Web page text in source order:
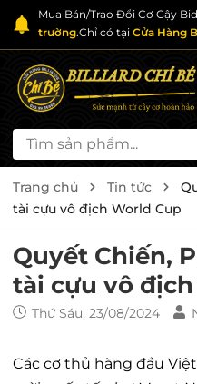
Mua Bán/Trao Đổi Cơ Gậy
trường.Chỉ có tại Cửa Hàng
Trang chủ Tin tức
tài cựu vô địch World Cup
Quyết Chiến,
tài cựu vô
Thứ Sáu, 23/08/2024
Các cơ thủ hàng đầu